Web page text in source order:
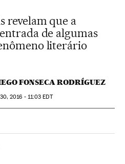
revelam que a
de algumas
literário
FONSECA RODRÍGUEZ
30, 2016 - 11:03 EDT
Sociales